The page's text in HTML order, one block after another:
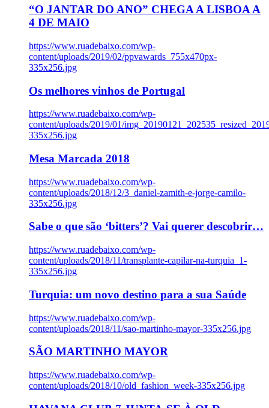
“O JANTAR DO ANO” CHEGA A LISBOA A
4 DE MAIO
https://www.ruadebaixo.com/wp-
content/uploads/2019/02/ppvawards_755x470px-
335x256.jpg
Os melhores vinhos de Portugal
https://www.ruadebaixo.com/wp-
content/uploads/2019/01/
335x256.jpg
Mesa Marcada 2018
https://www.ruadebaixo.com/wp-
content/uploads/2018/12/3_daniel-zamith-e-jorge-camilo-
335x256.jpg
Sabe o que são ‘bitters’? Vai querer descobrir…
https://www.ruadebaixo.com/wp-
content/uploads/2018/11/transplante-capilar-na-turquia_1-
335x256.jpg
Turquia: um novo destino para a sua Saúde
https://www.ruadebaixo.com/wp-
content/uploads/2018/11/sao-martinho-mayor-335x256.jpg
SÃO MARTINHO MAYOR
https://www.ruadebaixo.com/wp-
content/uploads/2018/10/old_fashion_week-335x256.jpg